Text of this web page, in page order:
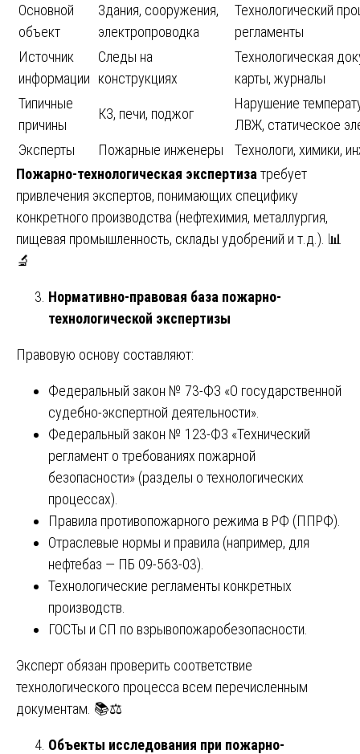
Основной
объект
Здания, сооружения,
электропроводка
Технологический
регламенты
Источник
информации
Следы на
конструкциях
Технологическая
карты, журналы
Типичные
причины
КЗ, печи, поджог
Нарушение
ЛВЖ, статическое
Эксперты
Пожарные инженеры
Технологи, химики,
Пожарно-технологическая экспертиза требует
привлечения экспертов, понимающих специфику
конкретного производства (нефтехимия, металлургия,
пищевая промышленность, склады удобрений и т.д.). 📊
🔬
Нормативно-правовая база пожарно-
технологической экспертизы
Правовую основу составляют:
Федеральный закон № 73-ФЗ «О государственной
судебно-экспертной деятельности».
Федеральный закон № 123-ФЗ «Технический
регламент о требованиях пожарной
безопасности» (разделы о технологических
процессах).
Правила противопожарного режима в РФ (ППРФ).
Отраслевые нормы и правила (например, для
нефтебаз — ПБ 09-563-03).
Технологические регламенты конкретных
производств.
ГОСТы и СП по взрывопожаробезопасности.
Эксперт обязан проверить соответствие
технологического процесса всем перечисленным
документам. 📚⚖️
Объекты исследования при пожарно-